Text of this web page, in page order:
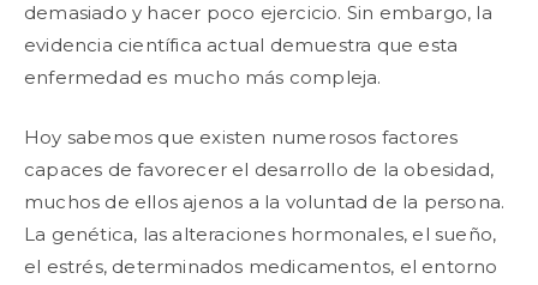
demasiado y hacer poco ejercicio. Sin embargo, la
evidencia científica actual demuestra que esta
enfermedad es mucho más compleja.
Hoy sabemos que existen numerosos factores
capaces de favorecer el desarrollo de la obesidad,
muchos de ellos ajenos a la voluntad de la persona.
La genética, las alteraciones hormonales, el sueño,
el estrés, determinados medicamentos, el entorno